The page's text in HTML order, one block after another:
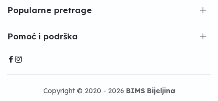
Popularne pretrage
Pomoć i podrška
Copyright © 2020 - 2026 BIMS Bijeljina